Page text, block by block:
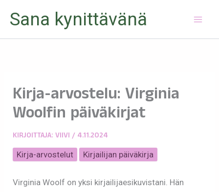
sisältöön
Sana kynittävänä
Kirja-arvostelu: Virginia
Woolfin päiväkirjat
KIRJOITTAJA: VIIVI / 4.11.2024
Kirja-arvostelut Kirjailijan päiväkirja
Virginia Woolf on yksi kirjailijaesikuvistani. Hän